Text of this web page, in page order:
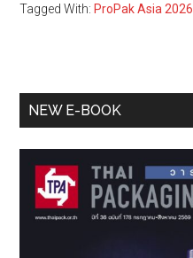
Tagged With: ProPak Asia 2026
Primary
NEW E-BOOK